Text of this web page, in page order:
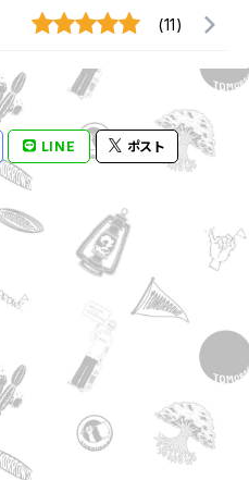
(11)
LINE ポスト